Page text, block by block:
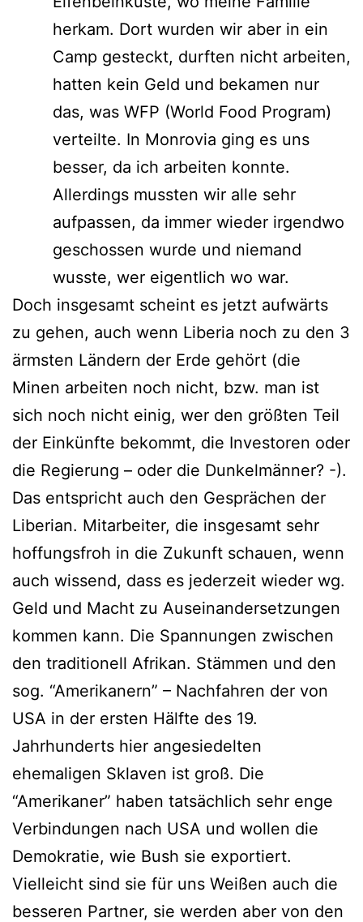
herkam. Dort wurden wir aber in ein
Camp gesteckt, durften nicht arbeiten,
hatten kein Geld und bekamen nur
das, was WFP (World Food Program)
verteilte. In Monrovia ging es uns
besser, da ich arbeiten konnte.
Allerdings mussten wir alle sehr
aufpassen, da immer wieder irgendwo
geschossen wurde und niemand
wusste, wer eigentlich wo war.
Doch insgesamt scheint es jetzt aufwärts
zu gehen, auch wenn Liberia noch zu den 3
ärmsten Ländern der Erde gehört (die
Minen arbeiten noch nicht, bzw. man ist
sich noch nicht einig, wer den größten Teil
der Einkünfte bekommt, die Investoren oder
die Regierung – oder die Dunkelmänner? -).
Das entspricht auch den Gesprächen der
Liberian. Mitarbeiter, die insgesamt sehr
hoffungsfroh in die Zukunft schauen, wenn
auch wissend, dass es jederzeit wieder wg.
Geld und Macht zu Auseinandersetzungen
kommen kann. Die Spannungen zwischen
den traditionell Afrikan. Stämmen und den
sog. “Amerikanern” – Nachfahren der von
USA in der ersten Hälfte des 19.
Jahrhunderts hier angesiedelten
ehemaligen Sklaven ist groß. Die
“Amerikaner” haben tatsächlich sehr enge
Verbindungen nach USA und wollen die
Demokratie, wie Bush sie exportiert.
Vielleicht sind sie für uns Weißen auch die
besseren Partner, sie werden aber von den